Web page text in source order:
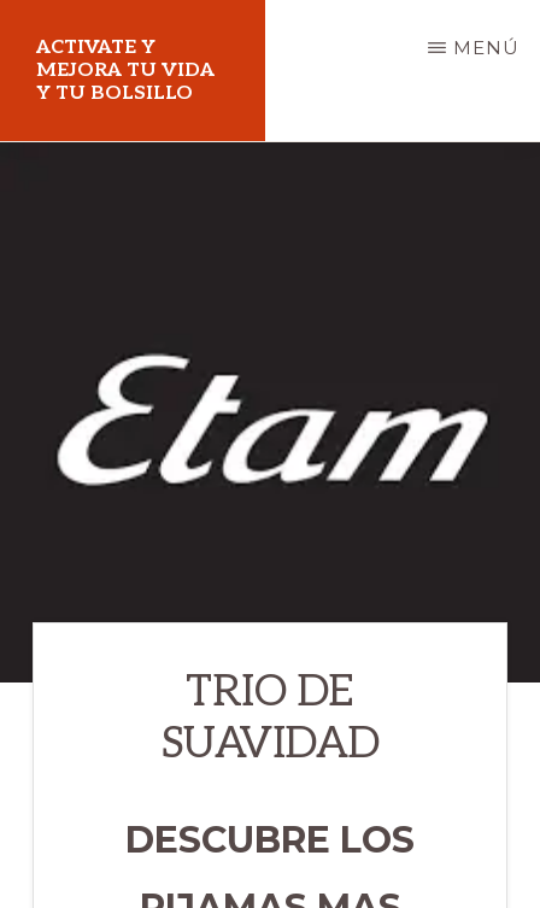
contenido
principal
ACTIVATE Y
MEJORA TU VIDA
Y TU BOLSILLO
MENÚ
TRIO DE
SUAVIDAD
DESCUBRE LOS